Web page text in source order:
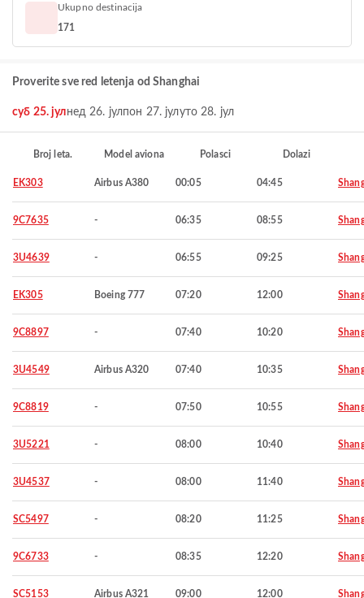
Ukupno destinacija
171
Proverite sve red letenja od Shanghai
суб 25. јулнед 26. јулпон 27. јулуто 28. јул
Broj leta. Model aviona Polasci Dolazi
EK303 Airbus A380 00:05 04:45
9C7635 - 06:35 08:55
3U4639 - 06:55 09:25
EK305 Boeing 777 07:20 12:00
9C8897 - 07:40 10:20
3U4549 Airbus A320 07:40 10:35
9C8819 - 07:50 10:55
3U5221 - 08:00 10:40
3U4537 - 08:00 11:40
SC5497 - 08:20 11:25
9C6733 - 08:35 12:20
SC5153 Airbus A321 09:00 12:00